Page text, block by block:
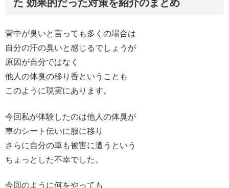
た 効果的だった対策を紹介のまとめ
背中が臭いと言っても多くの場合は
自分の汗の臭いと感じるでしょうが
原因が自分ではなく
他人の体臭の移り香ということも
このように現実にあります。
今回私が体験したのは他人の体臭が
車のシート伝いに服に移り
さらに自分の車も被害に遭うという
ちょっとした不幸でした。
今回のように何をやっても